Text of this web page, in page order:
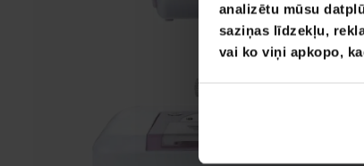
analizētu mūsu
saziņas līdzekļu,
vai ko viņi apkopo,